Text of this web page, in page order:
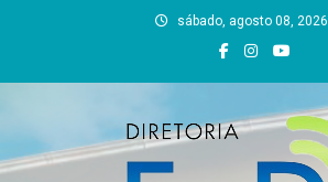
sábado, agosto 08, 2026